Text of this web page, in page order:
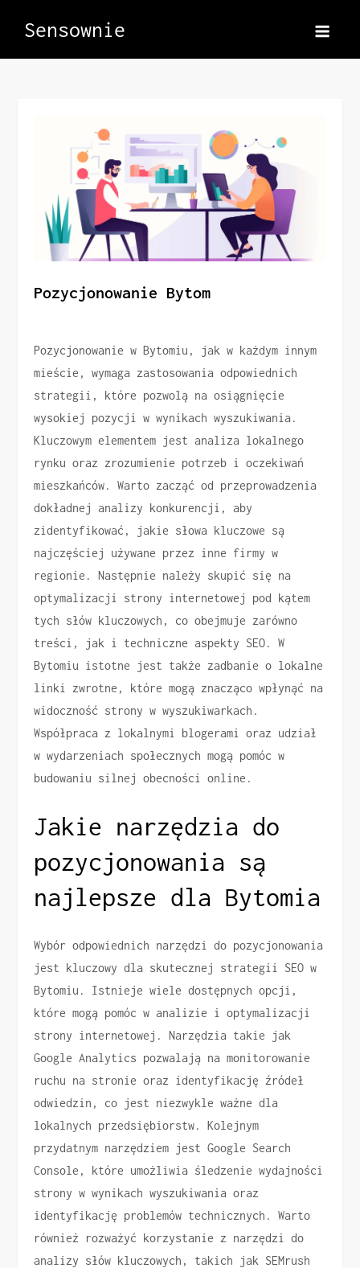
Sensownie
Pozycjonowanie Bytom
Pozycjonowanie w Bytomiu, jak w każdym innym
mieście, wymaga zastosowania odpowiednich
strategii, które pozwolą na osiągnięcie
wysokiej pozycji w wynikach wyszukiwania.
Kluczowym elementem jest analiza lokalnego
rynku oraz zrozumienie potrzeb i oczekiwań
mieszkańców. Warto zacząć od przeprowadzenia
dokładnej analizy konkurencji, aby
zidentyfikować, jakie słowa kluczowe są
najczęściej używane przez inne firmy w
regionie. Następnie należy skupić się na
optymalizacji strony internetowej pod kątem
tych słów kluczowych, co obejmuje zarówno
treści, jak i techniczne aspekty SEO. W
Bytomiu istotne jest także zadbanie o lokalne
linki zwrotne, które mogą znacząco wpłynąć na
widoczność strony w wyszukiwarkach.
Współpraca z lokalnymi blogerami oraz udział
w wydarzeniach społecznych mogą pomóc w
budowaniu silnej obecności online.
Jakie narzędzia do
pozycjonowania są
najlepsze dla Bytomia
Wybór odpowiednich narzędzi do pozycjonowania
jest kluczowy dla skutecznej strategii SEO w
Bytomiu. Istnieje wiele dostępnych opcji,
które mogą pomóc w analizie i optymalizacji
strony internetowej. Narzędzia takie jak
Google Analytics pozwalają na monitorowanie
ruchu na stronie oraz identyfikację źródeł
odwiedzin, co jest niezwykle ważne dla
lokalnych przedsiębiorstw. Kolejnym
przydatnym narzędziem jest Google Search
Console, które umożliwia śledzenie wydajności
strony w wynikach wyszukiwania oraz
identyfikację problemów technicznych. Warto
również rozważyć korzystanie z narzędzi do
analizy słów kluczowych, takich jak SEMrush